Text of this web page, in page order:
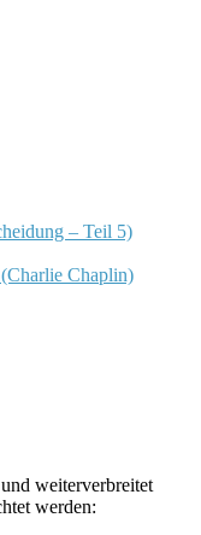
– Teil 5)
Chaplin)
weiterverbreitet
werden: